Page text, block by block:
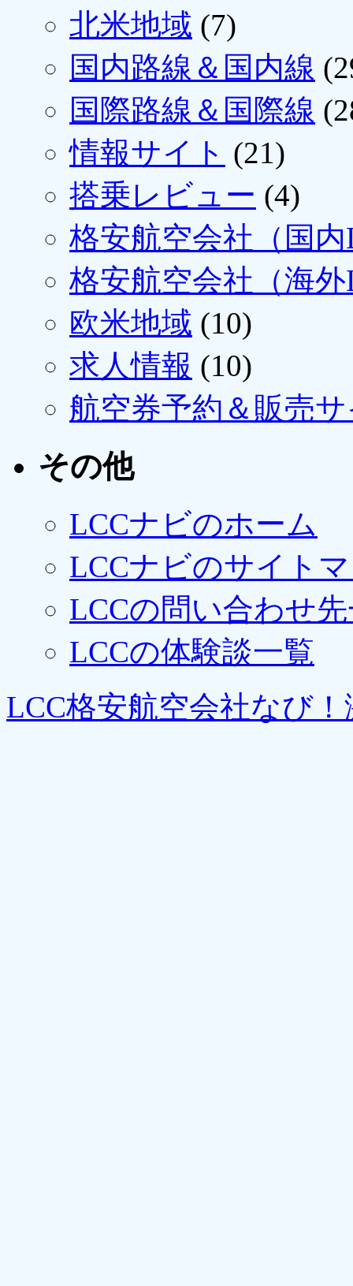
北米地域 (7)
国内路線＆国内線
国際路線＆国際線
情報サイト (21)
搭乗レビュー (4)
格安航空会社（国
格安航空会社（海
欧米地域 (10)
求人情報 (10)
航空券予約＆販売
その他
LCCナビのホーム
LCCナビのサイト
LCCの問い合わせ
LCCの体験談一覧
LCC格安航空会社なび